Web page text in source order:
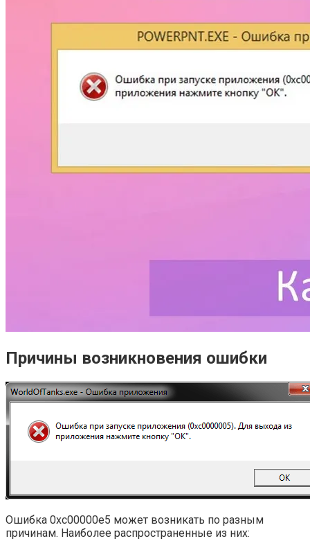
Причины возникновения ошибки
Ошибка 0xc00000e5 может возникать по разным
причинам. Наиболее распространенные из них: